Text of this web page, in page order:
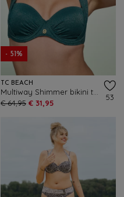
- 51%
TC BEACH
€ 64,95 € 31,95
53